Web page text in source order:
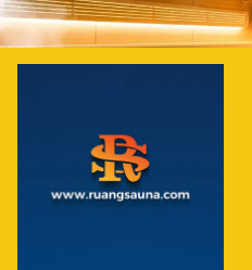
Skip
to
content